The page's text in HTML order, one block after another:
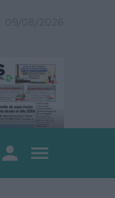
person menu